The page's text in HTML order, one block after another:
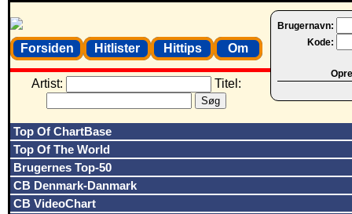
Brugernavn:
Kode:
Forsiden Hitlister Hittips Om
Artist: Titel:
Top Of ChartBase
Top Of The World
Brugernes Top-50
CB Denmark-Danmark
CB VideoChart